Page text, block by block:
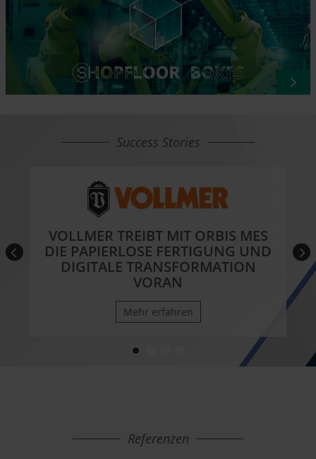
Success Stories
VOLLMER TREIBT MIT ORBIS MES
DIE PAPIERLOSE FERTIGUNG UND
DIGITALE TRANSFORMATION
VORAN
Mehr erfahren
Referenzen